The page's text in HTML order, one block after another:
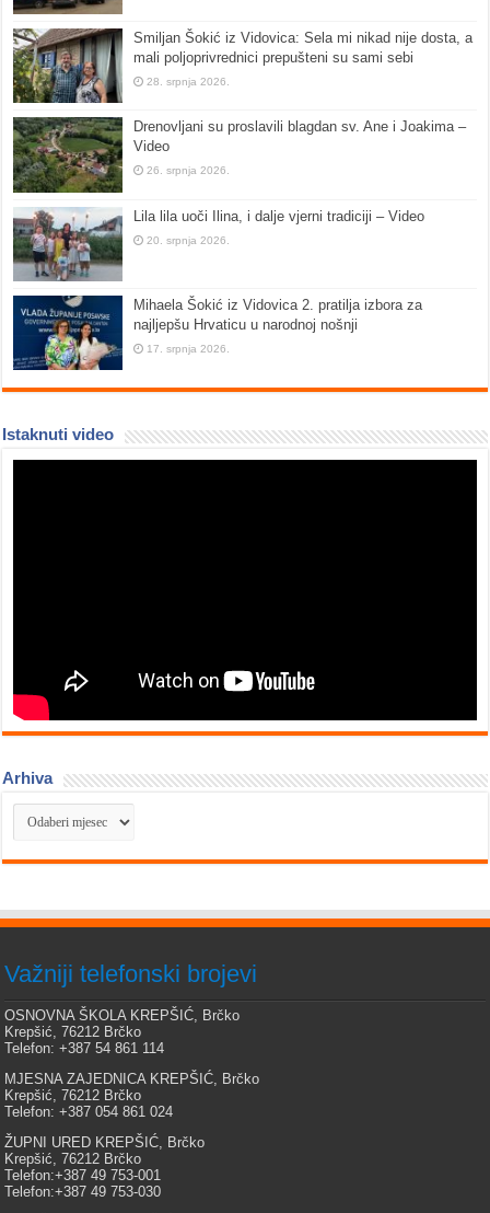
Smiljan Šokić iz Vidovica: Sela mi nikad nije dosta, a
mali poljoprivrednici prepušteni su sami sebi
28. srpnja 2026.
Drenovljani su proslavili blagdan sv. Ane i Joakima –
Video
26. srpnja 2026.
Lila lila uoči Ilina, i dalje vjerni tradiciji – Video
20. srpnja 2026.
Mihaela Šokić iz Vidovica 2. pratilja izbora za
najljepšu Hrvaticu u narodnoj nošnji
17. srpnja 2026.
Istaknuti video
Arhiva
Arhiva
Važniji telefonski brojevi
OSNOVNA ŠKOLA KREPŠIĆ, Brčko
Krepšić, 76212 Brčko
Telefon: +387 54 861 114
MJESNA ZAJEDNICA KREPŠIĆ, Brčko
Krepšić, 76212 Brčko
Telefon: +387 054 861 024
ŽUPNI URED KREPŠIĆ, Brčko
Krepšić, 76212 Brčko
Telefon:+387 49 753-001
Telefon:+387 49 753-030